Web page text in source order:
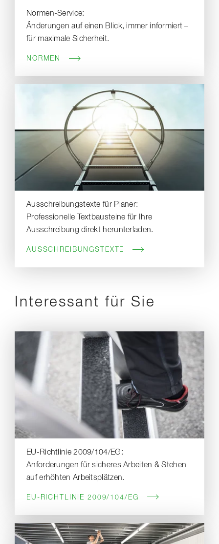
Normen-Service:
Änderungen auf einen Blick, immer informiert –
für maximale Sicherheit.
NORMEN
Ausschreibungstexte für Planer:
Professionelle Textbausteine für Ihre
Ausschreibung direkt herunterladen.
AUSSCHREIBUNGSTEXTE
Interessant für Sie
EU-Richtlinie 2009/104/EG:
Anforderungen für sicheres Arbeiten & Stehen
auf erhöhten Arbeitsplätzen.
EU-RICHTLINIE 2009/104/EG